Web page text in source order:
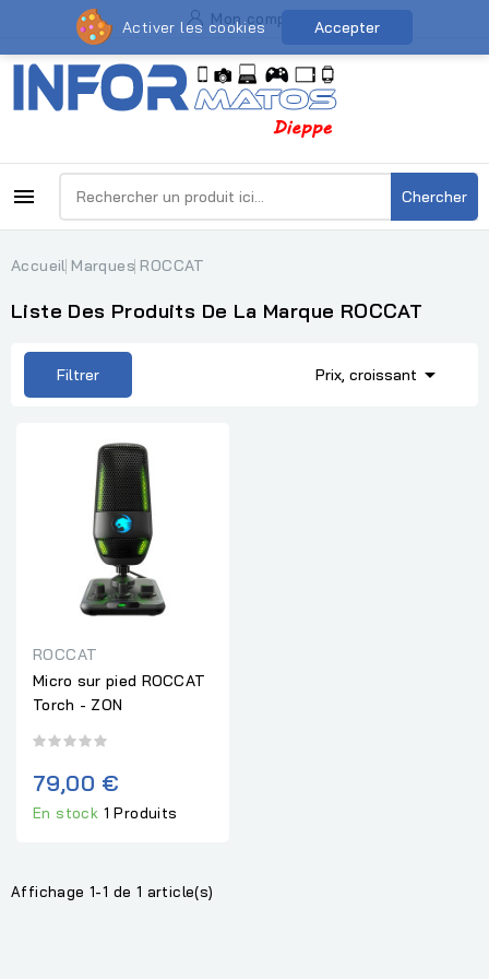
Mon compte
 Chercher
Accueil Marques ROCCAT
Liste Des Produits De La Marque ROCCAT
Filtrer Prix, croissant 
ROCCAT
Micro sur pied ROCCAT
Torch - ZON
79,00 €
En stock 1 Produits
Affichage 1-1 de 1 article(s)
Activer les cookies Accepter